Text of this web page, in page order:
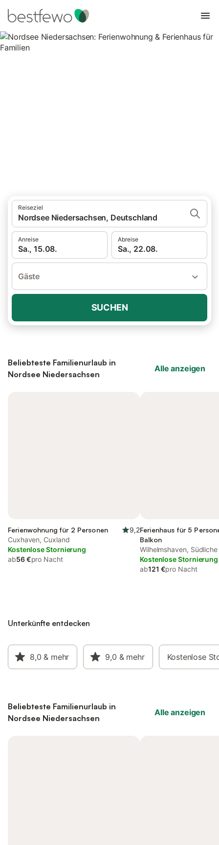
Reiseziel
Nordsee Niedersachsen, Deutschland
Anreise
Sa., 15.08.
Abreise
Sa., 22.08.
Gäste
SUCHEN
Beliebteste Familienurlaub in
Nordsee Niedersachsen
Alle anzeigen
Ferienwohnung für 2 Personen
9,2
Cuxhaven, Cuxland
Kostenlose Stornierung
ab56 €pro Nacht
Ferienhaus für 5
Balkon
Wilhelmshaven,
Kostenlose Stornierung
ab121 €pro Nacht
Unterkünfte entdecken
8,0 & mehr 9,0 & mehr Kostenlose
Beliebteste Familienurlaub in
Nordsee Niedersachsen
Alle anzeigen